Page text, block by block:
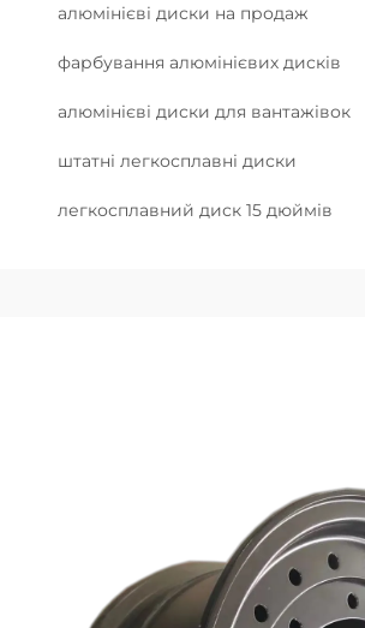
алюмінієві диски на продаж
фарбування алюмінієвих дисків
алюмінієві диски для вантажівок
штатні легкосплавні диски
легкосплавний диск 15 дюймів